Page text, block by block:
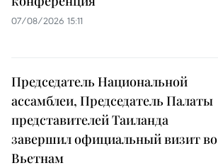
07/08/2026 15:11
Председатель Национальной
ассамблеи, Председатель Палаты
представителей Таиланда
завершил официальный визит во
Вьетнам